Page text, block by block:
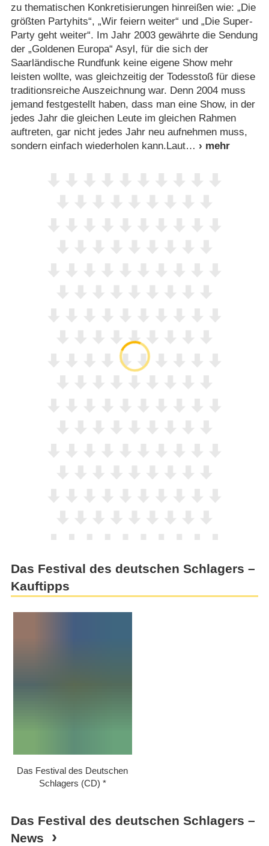
zu thematischen Konkretisierungen hinreißen wie: „Die
größten Partyhits“, „Wir feiern weiter“ und „Die Super-
Party geht weiter“. Im Jahr 2003 gewährte die Sendung
der „Goldenen Europa“ Asyl, für die sich der
Saarländische Rundfunk keine eigene Show mehr
leisten wollte, was gleichzeitig der Todesstoß für diese
traditionsreiche Auszeichnung war. Denn 2004 muss
jemand festgestellt haben, dass man eine Show, in der
jedes Jahr die gleichen Leute im gleichen Rahmen
auftreten, gar nicht jedes Jahr neu aufnehmen muss,
sondern einfach wiederholen kann.Laut
Das Festival des deutschen Schlagers –
Kauftipps
Das Festival des Deutschen
Schlagers (CD)
Das Festival des deutschen Schlagers –
News